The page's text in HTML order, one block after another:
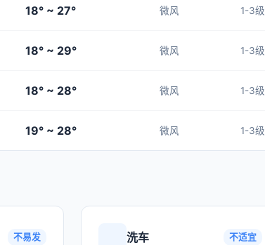
18° ~ 27° 微风 1-3级
18° ~ 29° 微风 1-3级
18° ~ 28° 微风 1-3级
19° ~ 28° 微风 1-3级
不易发 洗车 不适宜